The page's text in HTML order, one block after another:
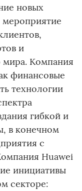
новых
мероприятие
и
мира. Компания
финансовые
технологии
гибкой и
в конечном
с
Huawei
инициативы
секторе: